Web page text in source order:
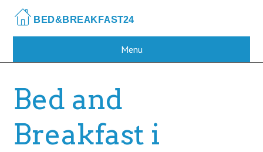
main
Menu
Bed and
Breakfast i